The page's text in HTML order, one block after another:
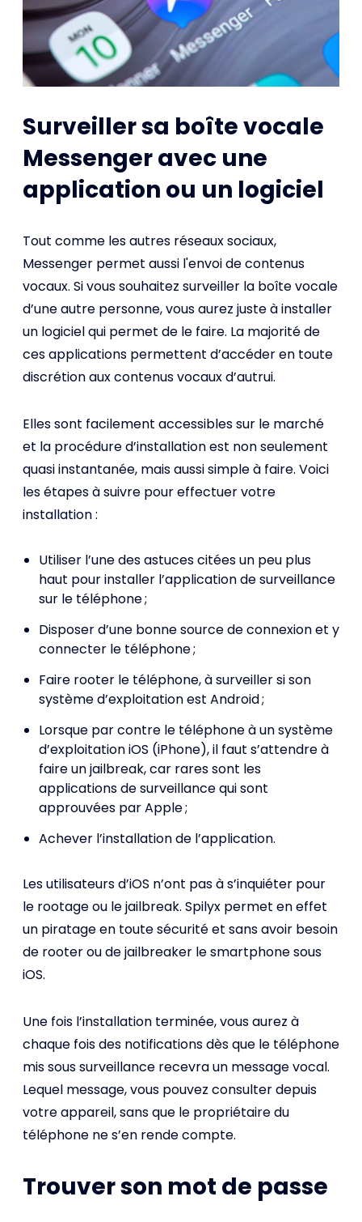
Surveiller sa boîte vocale
Messenger avec une
application ou un logiciel
Tout comme les autres réseaux sociaux,
Messenger permet aussi l'envoi de contenus
vocaux. Si vous souhaitez surveiller la boîte vocale
d’une autre personne, vous aurez juste à installer
un logiciel qui permet de le faire. La majorité de
ces applications permettent d’accéder en toute
discrétion aux contenus vocaux d’autrui.
Elles sont facilement accessibles sur le marché
et la procédure d’installation est non seulement
quasi instantanée, mais aussi simple à faire. Voici
les étapes à suivre pour effectuer votre
installation :
Utiliser l’une des astuces citées un peu plus
haut pour installer l’application de surveillance
sur le téléphone ;
Disposer d’une bonne source de connexion et y
connecter le téléphone ;
Faire rooter le téléphone, à surveiller si son
système d’exploitation est Android ;
Lorsque par contre le téléphone à un système
d’exploitation iOS (iPhone), il faut s’attendre à
faire un jailbreak, car rares sont les
applications de surveillance qui sont
approuvées par Apple ;
Achever l’installation de l’application.
Les utilisateurs d’iOS n’ont pas à s’inquiéter pour
le rootage ou le jailbreak. Spilyx permet en effet
un piratage en toute sécurité et sans avoir besoin
de rooter ou de jailbreaker le smartphone sous
iOS.
Une fois l’installation terminée, vous aurez à
chaque fois des notifications dès que le téléphone
mis sous surveillance recevra un message vocal.
Lequel message, vous pouvez consulter depuis
votre appareil, sans que le propriétaire du
téléphone ne s’en rende compte.
Trouver son mot de passe